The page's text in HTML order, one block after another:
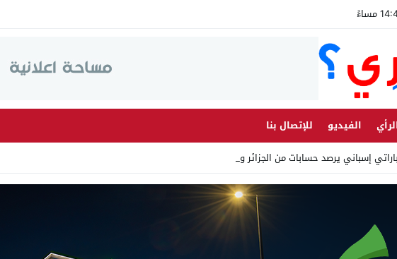
الفيديو
للإتصال بنا
إسباني يرصد حسابات من الجزائر وأرقاما _